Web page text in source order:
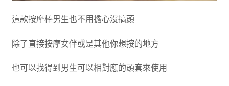
這款按摩棒男生也不用擔心沒搞頭
除了直接按摩女伴或是其他你想按的地方
也可以找得到男生可以相對應的頭套來使用